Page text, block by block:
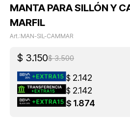
MANTA PARA SILLÓN Y
MARFIL
MAN-SIL-CAMMAR
$ 3.150$ 3.500
$ 2.142
$ 2.142
$ 1.874